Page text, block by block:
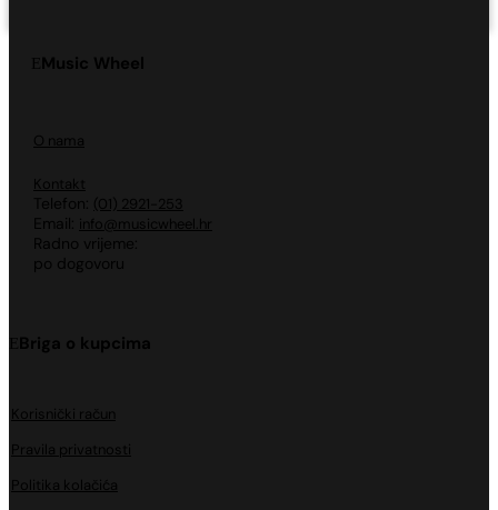
Music Wheel
O nama
Kontakt
Telefon: (01) 2921-253
Email: info@musicwheel.hr
Radno vrijeme:
po dogovoru
Briga o kupcima
Korisnički račun
Pravila privatnosti
Politika kolačića